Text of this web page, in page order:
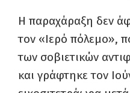
Η παραχάραξη δεν
τον «Ιερό πόλεμο»,
των σοβιετικών
και γράφτηκε τον